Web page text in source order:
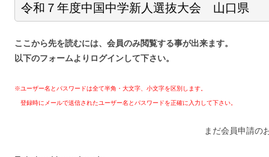
令和７年度中国中学新人選抜大会 山口県
ここから先を読むには、会員のみ閲覧する事が出来ます。
以下のフォームよりログインして下さい。
※ユーザー名とパスワードは全て半角・大文字、小文字を区別します。
登録時にメールで送信されたユーザー名とパスワードを正確に入力して下さい。
まだ会員申請の